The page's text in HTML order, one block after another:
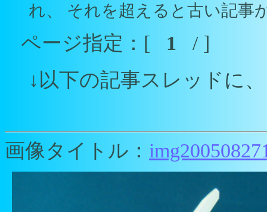
れ、 それを超えると古い記事
ページ指定：[ 1 / ]
↓以下の記事スレッドに
画像タイトル：